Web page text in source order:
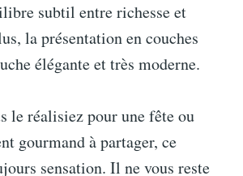
subtil entre richesse et
la présentation en couches
élégante et très moderne.
le réalisiez pour une fête ou
gourmand à partager, ce
sensation. Il ne vous reste